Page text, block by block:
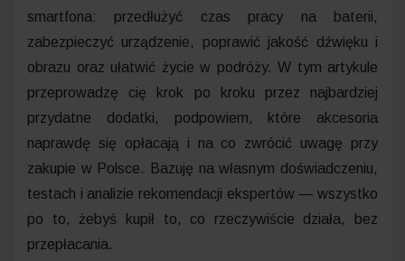
smartfona: przedłużyć czas pracy na baterii,
zabezpieczyć urządzenie, poprawić jakość dźwięku i
obrazu oraz ułatwić życie w podróży. W tym artykule
przeprowadzę cię krok po kroku przez najbardziej
przydatne dodatki, podpowiem, które akcesoria
naprawdę się opłacają i na co zwrócić uwagę przy
zakupie w Polsce. Bazuję na własnym doświadczeniu,
testach i analizie rekomendacji ekspertów — wszystko
po to, żebyś kupił to, co rzeczywiście działa, bez
przepłacania.